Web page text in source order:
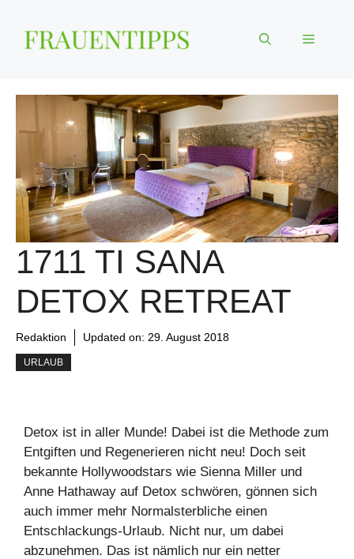
Inhalt
springen
Menü
1711 TI SANA
DETOX RETREAT
Redaktion Updated on: 29. August 2018
URLAUB
Detox ist in aller Munde! Dabei ist die Methode zum
Entgiften und Regenerieren nicht neu! Doch seit
bekannte Hollywoodstars wie Sienna Miller und
Anne Hathaway auf Detox schwören, gönnen sich
auch immer mehr Normalsterbliche einen
Entschlackungs-Urlaub. Nicht nur, um dabei
abzunehmen. Das ist nämlich nur ein netter